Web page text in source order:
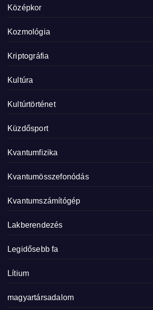
Középkor
Kozmológia
Kriptográfia
Kultúra
Kultúrtörténet
Küzdősport
Kvantumfizika
Kvantumösszefonódás
Kvantumszámítógép
Lakberendezés
Legidősebb fa
Lítium
magyartársadalom